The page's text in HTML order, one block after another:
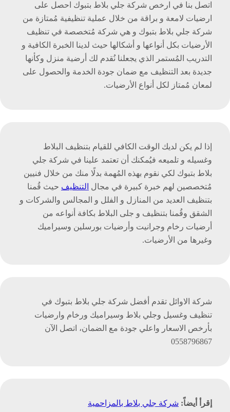
اتصل بنا في ارخص شركة جلي بلاط بتبوك احصل على
ارضيات لامعة و براقة من خلال عملية تنظيفية مُمتازة من
شركة جلي بلاط بتبوك و هي شركة مُتخصصة في تنظيف
الأرضيات بكل أنواعها و أشكالها حيث لدينا الخبرة الكافية و
التدريب المُستمر الذي يجعلنا نُقدم لك أرضية منزل وكأنها
جديدة بعد التنظيف مع ضمان جودة الخدمة والحصول على
لمعان مُمتاز لكل أنواع الأرضيات.
إذا لم يكن لديك الوقت الكافي للقيام بتنظيف البلاط
وغسيله و تلميعه فيُمكنك أن تعتمد علينا في شركة جلي
بلاط بتبوك لكي نقوم بهذه المُهمة بدلًا منك من خلال فنيين
مُتخصصين لهم خبرة كبيرة في مجال التنظيف حيث قُمنا
بتنظيف العديد من المنازل و الفلل و المجالس والشركات و
الشقق وقُمنا بتنظيف و جلى البلاط بكافة أنواعه من
أرضيات رخام وجرانيت وأرضيات بورسلين وسيراميك
وغيرها من الأرضيات.
شركة الاوائل تقدم أفضل شركة جلي بلاط بتبوك في
تنظيف وغسيل وجلي بلاط وسيراميك ورخام وارضيات
بأرخص الاسعار واعلي جودة مع الضمان، اتصل الآن
0558796867
إقرأ أيضاً: شركة جلي بلاط بالمزاحمية